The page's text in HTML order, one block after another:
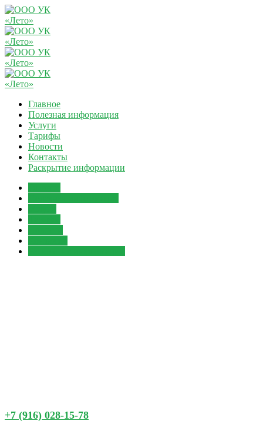
Главное
Полезная информация
Услуги
Тарифы
Новости
Контакты
Раскрытие информации
+7 (916) 028-15-78